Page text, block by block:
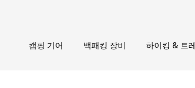
캠핑 기어 백패킹 장비 하이킹 & 트